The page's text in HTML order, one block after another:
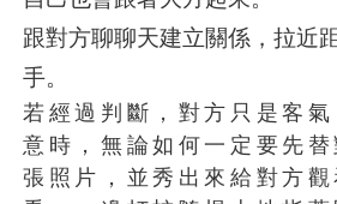
跟對方聊聊天建立關係，拉近
手。
若經過判斷，對方只是客
意時，無論如何一定要先
張照片，並秀出來給對方